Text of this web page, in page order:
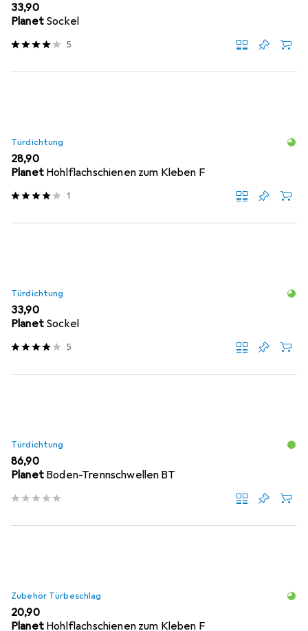
EUR
33,90
Planet Sockel
5
Türdichtung
EUR
28,90
Planet Hohlflachschienen zum Kleben F
1
Türdichtung
EUR
33,90
Planet Sockel
5
Türdichtung
EUR
86,90
Planet Boden-Trennschwellen BT
Zubehör Türbeschlag
EUR
20,90
Planet Hohlflachschienen zum Kleben F